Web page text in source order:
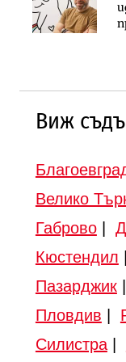
Виж
Велико
Габрово|
Кюстендил
Пазарджик|
Пловдив |
Силистра|